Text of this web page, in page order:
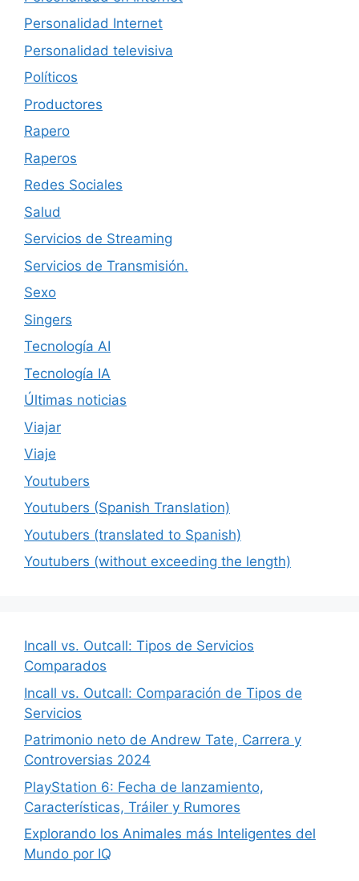
Personalidad Internet
Personalidad televisiva
Políticos
Productores
Rapero
Raperos
Redes Sociales
Salud
Servicios de Streaming
Servicios de Transmisión.
Sexo
Singers
Tecnología AI
Tecnología IA
Últimas noticias
Viajar
Viaje
Youtubers
Youtubers (Spanish Translation)
Youtubers (translated to Spanish)
Youtubers (without exceeding the length)
Incall vs. Outcall: Tipos de Servicios
Comparados
Incall vs. Outcall: Comparación de Tipos de
Servicios
Patrimonio neto de Andrew Tate, Carrera y
Controversias 2024
PlayStation 6: Fecha de lanzamiento,
Características, Tráiler y Rumores
Explorando los Animales más Inteligentes del
Mundo por IQ